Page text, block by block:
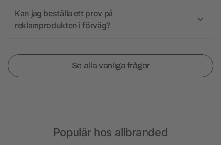
Kan jag beställa ett prov på
reklamprodukten i förväg?
Se alla vanliga frågor
Populär hos allbranded